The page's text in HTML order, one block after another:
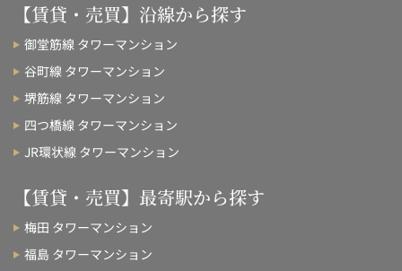
【賃貸・売買】沿線から探す
御堂筋線 タワーマンション
谷町線 タワーマンション
堺筋線 タワーマンション
四つ橋線 タワーマンション
JR環状線 タワーマンション
【賃貸・売買】最寄駅から探す
梅田 タワーマンション
福島 タワーマンション